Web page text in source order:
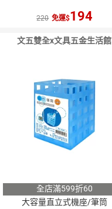
220 免運 194
文五雙全x文具五金生活館
全店滿599折60
大容量直立式機座/筆筒